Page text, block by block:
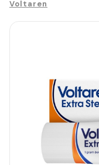
Voltaren